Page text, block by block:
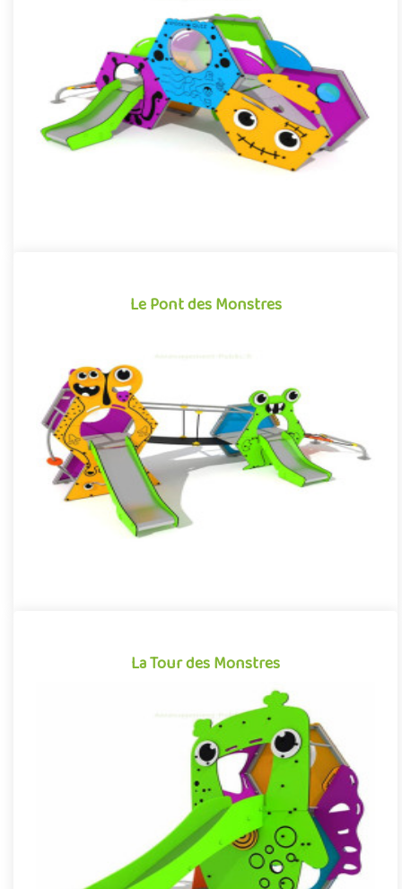
La Colline des Monstres
Structure pour aire de jeux extérieure accessible à partir de 3
ans, la Colline des Monstres plonge les enfants dans un ..
Offre partenaire
Le Pont des Monstres
Le Pont des Monstres
Structure pour aire de jeux extérieure accessible à partir de 3
ans, le Pont des Monstres plonge les enfants dans un univers ..
Offre partenaire
La Tour des Monstres
La Tour des Monstres
Structure pour aire de jeux extérieure accessible à partir de 4
ans, la Tour des Monstres plonge les enfants dans un univers ..
Offre partenaire